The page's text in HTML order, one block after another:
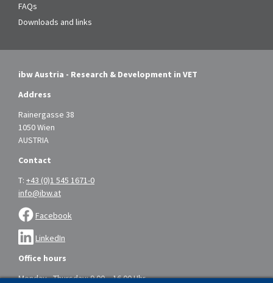
FAQs
Downloads and links
ibw Austria - Research & Development in VET
Address
Rainergasse 38
1050 Wien
AUSTRIA
Contact
T: +43 (0)1 545 1671-0
info@ibw.at
Facebook
LinkedIn
Office hours
Monday - Thursday: 9.00 – 16.00 Uhr